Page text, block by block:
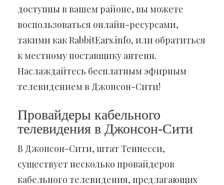
доступны в вашем районе, вы можете
воспользоваться онлайн-ресурсами,
такими как RabbitEars.info, или обратиться
к местному поставщику антенн.
Наслаждайтесь бесплатным эфирным
телевидением в Джонсон-Сити!
Провайдеры кабельного
телевидения в Джонсон-Сити
В Джонсон-Сити, штат Теннесси,
существует несколько провайдеров
кабельного телевидения, предлагающих